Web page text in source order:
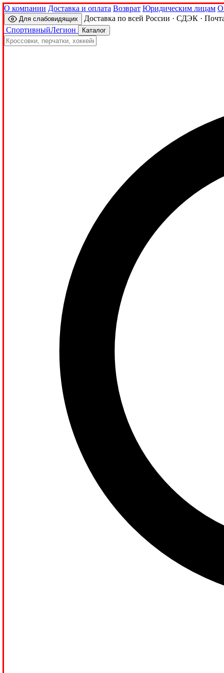
О компании Доставка и оплата Возврат Юридическим лицам
Для слабовидящих
Доставка по всей России · СДЭК ·
СпортивныйЛегион Каталог